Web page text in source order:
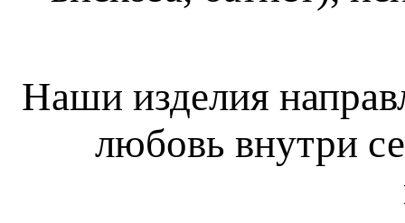
Наши изделия
любовь внутри